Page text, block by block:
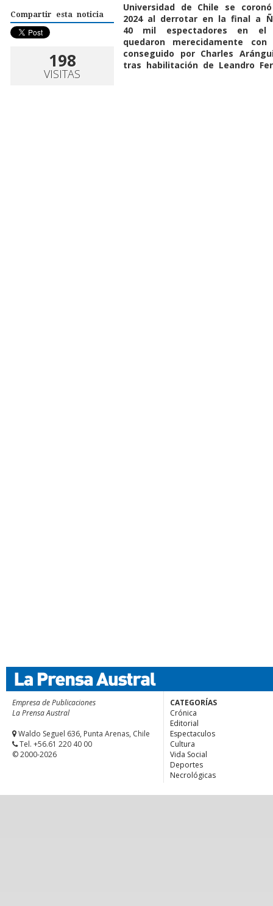
Compartir esta noticia
198
VISITAS
Universidad de Chile se
2024 al derrotar en la final a
40 mil espectadores en el
quedaron merecidamente
conseguido por Charles
tras habilitación de Leandro
Empresa de Publicaciones
La Prensa Austral
Waldo Seguel 636, Punta Arenas, Chile
Tel. +56.61 220 40 00
© 2000-2026
CATEGORÍAS
Crónica
Editorial
Espectaculos
Cultura
Vida Social
Deportes
Necrológicas